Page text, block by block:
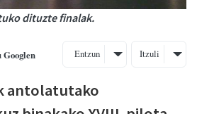
dituzte finalak.
Googlen Entzun Itzuli
antolatutako